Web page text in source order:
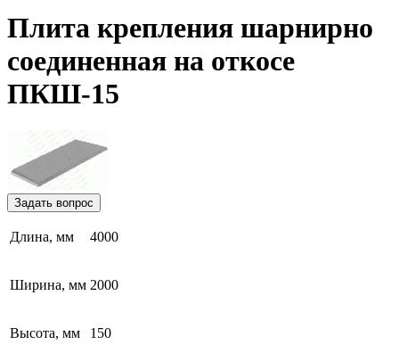
Плита крепления шарнирно
соединенная на откосе
ПКШ-15
Задать вопрос
Длина, мм 4000
Ширина, мм 2000
Высота, мм 150